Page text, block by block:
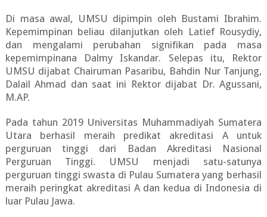
Di masa awal, UMSU dipimpin oleh Bustami Ibrahim.
Kepemimpinan beliau dilanjutkan oleh Latief Rousydiy,
dan mengalami perubahan signifikan pada masa
kepemimpinana Dalmy Iskandar. Selepas itu, Rektor
UMSU dijabat Chairuman Pasaribu, Bahdin Nur Tanjung,
Dalail Ahmad dan saat ini Rektor dijabat Dr. Agussani,
M.AP.
Pada tahun 2019 Universitas Muhammadiyah Sumatera
Utara berhasil meraih predikat akreditasi A untuk
perguruan tinggi dari Badan Akreditasi Nasional
Perguruan Tinggi. UMSU menjadi satu-satunya
perguruan tinggi swasta di Pulau Sumatera yang berhasil
meraih peringkat akreditasi A dan kedua di Indonesia di
luar Pulau Jawa.